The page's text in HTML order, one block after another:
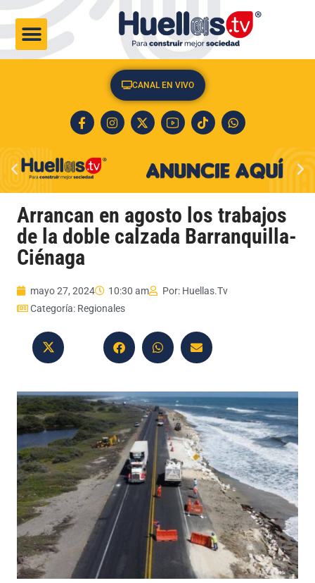
CANAL EN VIVO
Arrancan en agosto los trabajos
de la doble calzada Barranquilla-
Ciénaga
mayo 27, 2024 10:30 am Por: Huellas.Tv
Categoría: Regionales